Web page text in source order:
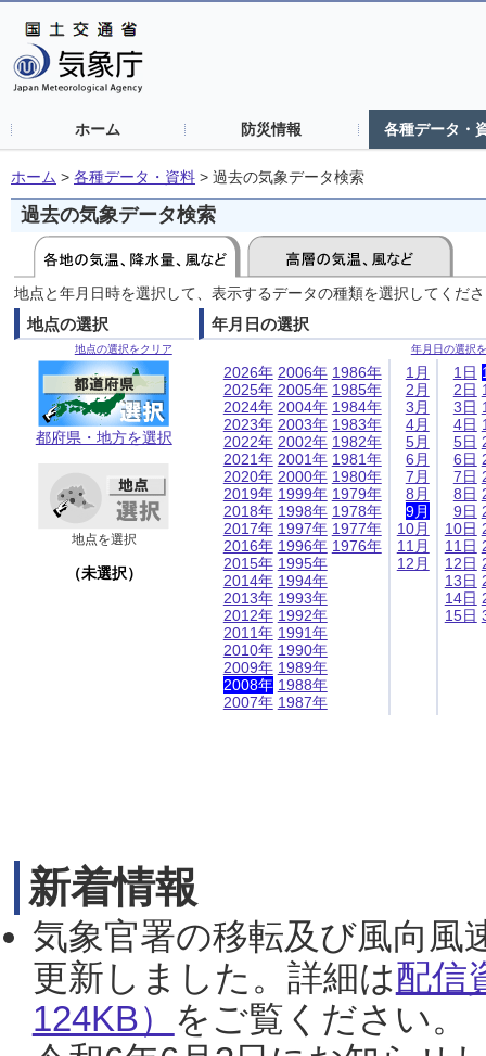
ホーム 防災情報 各種データ・
ホーム > 各種データ・資料 > 過去の気象データ検索
過去の気象データ検索
地点と年月日時を選択して、表示するデータの種類を選択してくだ
地点の選択
地点の選択をクリア
都府県・地方を選択
地点を選択
（未選択）
年月日の選択
年月日の選択
2026年
2025年
2024年
2023年
2022年
2021年
2020年
2019年
2018年
2017年
2016年
2015年
2014年
2013年
2012年
2011年
2010年
2009年
2008年
2007年
2006年
2005年
2004年
2003年
2002年
2001年
2000年
1999年
1998年
1997年
1996年
1995年
1994年
1993年
1992年
1991年
1990年
1989年
1988年
1987年
1986年
1985年
1984年
1983年
1982年
1981年
1980年
1979年
1978年
1977年
1976年
1月
2月
3月
4月
5月
6月
7月
8月
9月
10月
11月
12月
1日
2日
3日
4日
5日
6日
7日
8日
9日
10日
11日
12日
13日
14日
15日
新着情報
気象官署の移転及び風向風
更新しました。詳細は配信
124KB） をご覧ください。